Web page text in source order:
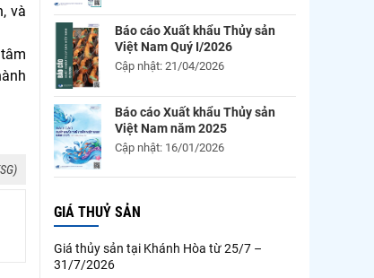
và
Báo cáo Xuất khẩu Thủy sản
Việt Nam Quý I/2026
Cập nhật: 21/04/2026
Báo cáo Xuất khẩu Thủy sản
Việt Nam năm 2025
Cập nhật: 16/01/2026
GIÁ THUỶ SẢN
Giá thủy sản tại Khánh Hòa từ 25/7 –
31/7/2026